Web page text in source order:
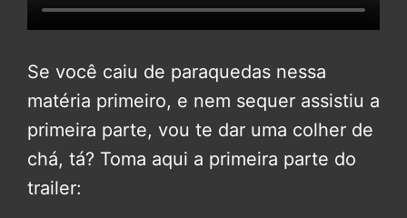
Se você caiu de paraquedas nessa
matéria primeiro, e nem sequer assistiu a
primeira parte, vou te dar uma colher de
chá, tá? Toma aqui a primeira parte do
trailer: